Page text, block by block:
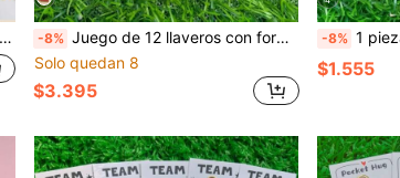
-8% Juego de 12 llaveros con forma de corazón de aleación - Llavero con forma de corazón, incluye tarjeta de agradecimiento - Material de aleación de zinc duradero - Pequeño regalo conmovedor para maestros, mamás, ancianos, mejores amigos - Adecuado para ocasiones especiales como cumpleaños, Navidad, Acción de Gracias, Año Nuevo, Día del Maestro, boda, regreso a la escuela, graduación y otros regalos festivos, accesorio decorativo para llavero de coche
Solo quedan 8
$3.395
-8% 1 pieza/8 piezas/10 piezas Juego de llaveros de girasol de colores - Combinado con colgante
$1.555